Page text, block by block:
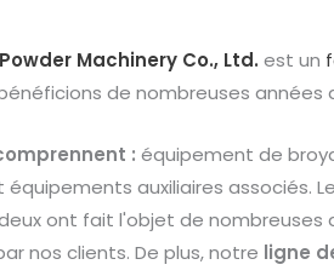
Machinery Co., Ltd. est un
de nombreuses
: équipement de
auxiliaires associés.
ont fait l'objet de
nos clients. De plus, notre ligne